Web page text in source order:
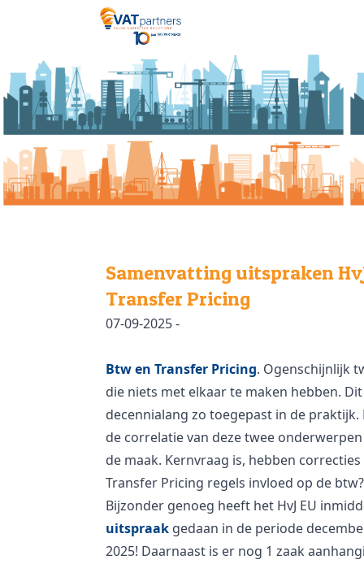
Samenvatting uitspraken
Transfer Pricing
07-09-2025 -
Btw en Transfer Pricing. Ogenschijnlijk
die niets met elkaar te maken hebben.
decennialang zo toegepast in de praktijk.
de correlatie van deze twee
de maak. Kernvraag is, hebben
Transfer Pricing regels invloed op de btw?
Bijzonder genoeg heeft het HvJ EU
uitspraak gedaan in de periode
2025! Daarnaast is er nog 1 zaak